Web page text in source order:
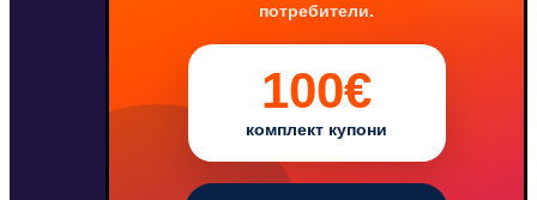
потребители.
100€
комплект купони